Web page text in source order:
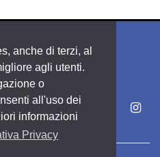
anche di terzi, al
agli utenti.
o
all'uso dei
informazioni
Privacy